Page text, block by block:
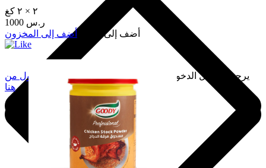
٢ × ٢ كغ
1000 ر.س
أضف إلى السلة
أضف إلى المخزون
يرجى تسجيل الدخول لإضافة هذا إلى المفضلة.
سجّل الدخول من
هنا